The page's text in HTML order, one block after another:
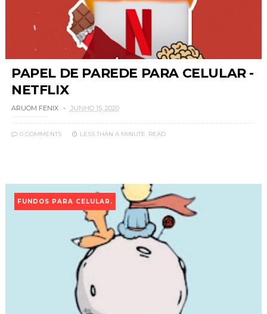
PAPEL DE PAREDE PARA CELULAR -
NETFLIX
ARUOM FENIX JUNHO 15, 2020
0 COMMENTS LESS THAN A MINUTE READ
FUNDOS PARA CELULAR.